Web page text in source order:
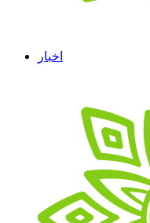
اخبار